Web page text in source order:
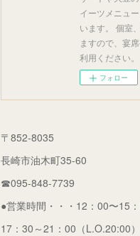
イーツメニュ
います。 個室
ますので、宴
利用ください。
フォロー
〒852-8035
長崎市油木町35-60
☎095-848-7739
●営業時間・・・12：00〜15
17：30～21：00（L.O.20:00）